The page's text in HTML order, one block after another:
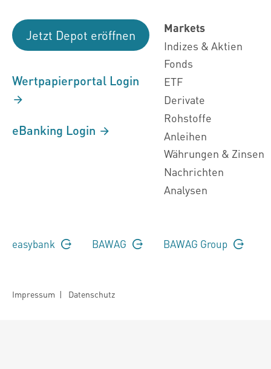
Jetzt Depot eröffnen
Wertpapierportal Login
eBanking Login
Markets
Indizes & Aktien
Fonds
ETF
Derivate
Rohstoffe
Anleihen
Währungen & Zinsen
Nachrichten
Analysen
easybank BAWAG BAWAG Group
Impressum | Datenschutz